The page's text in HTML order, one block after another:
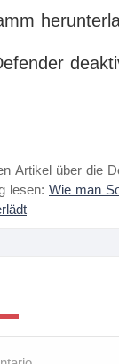
Artikel über die
lesen: Wie man